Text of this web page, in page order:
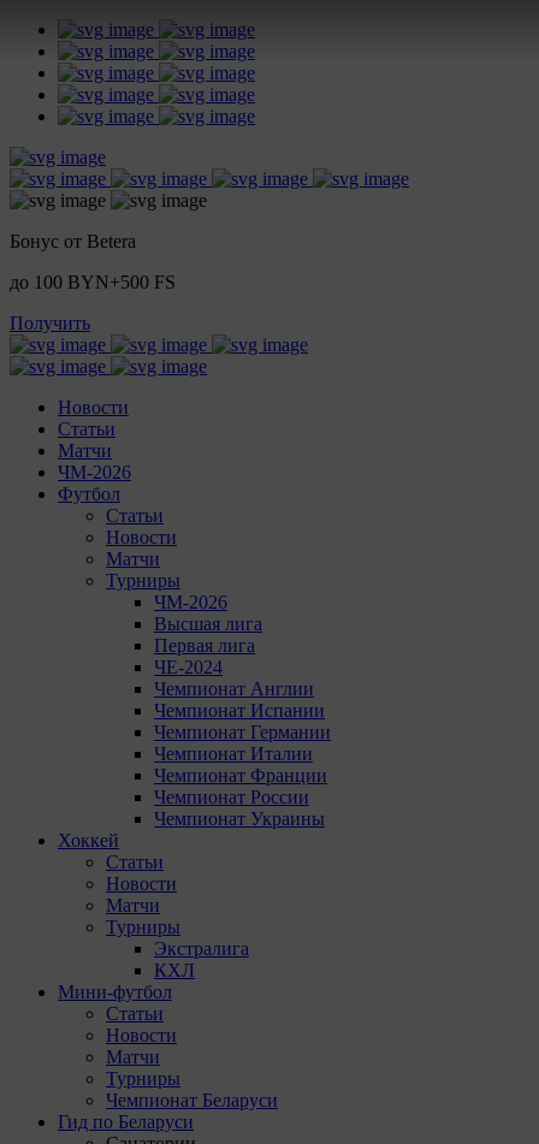
Бонус от Betera
до 100 BYN+500 FS
Получить
Новости
Статьи
Матчи
ЧМ-2026
Футбол
Статьи
Новости
Матчи
Турниры
ЧМ-2026
Высшая лига
Первая лига
ЧЕ-2024
Чемпионат Англии
Чемпионат Испании
Чемпионат Германии
Чемпионат Италии
Чемпионат Франции
Чемпионат России
Чемпионат Украины
Хоккей
Статьи
Новости
Матчи
Турниры
Экстралига
КХЛ
Мини-футбол
Статьи
Новости
Матчи
Турниры
Чемпионат Беларуси
Гид по Беларуси